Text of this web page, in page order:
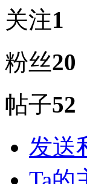
关注1
粉丝20
帖子52
发送